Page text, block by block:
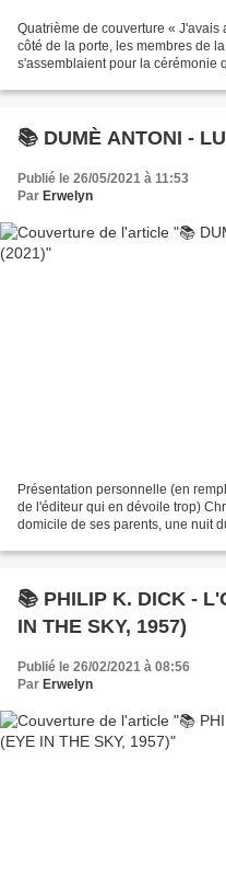
Quatrième de couverture «
côté de la porte, les membres de
s'assemblaient pour la cérémonie
📚 DUMÈ ANTONI -
Publié le 26/05/2021 à 11:53
Par Erwelyn
Présentation personnelle (en
de l'éditeur qui en dévoile trop)
domicile de ses parents, une nuit
📚 PHILIP K. DICK -
IN THE SKY, 1957)
Publié le 26/02/2021 à 08:56
Par Erwelyn